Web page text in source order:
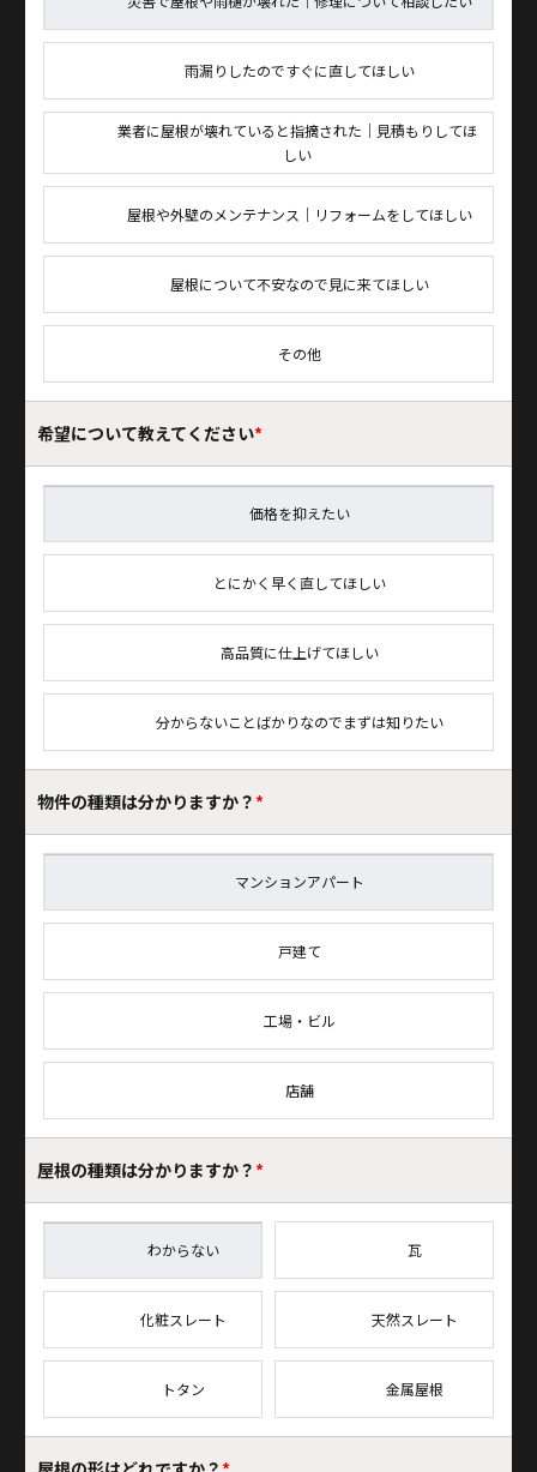
雨漏りしたのですぐに直してほしい
業者に屋根が壊れていると指摘された｜見積もりしてほ
しい
屋根や外壁のメンテナンス｜リフォームをしてほしい
屋根について不安なので見に来てほしい
その他
希望について教えてください*
価格を抑えたい
とにかく早く直してほしい
高品質に仕上げてほしい
分からないことばかりなのでまずは知りたい
物件の種類は分かりますか？*
マンションアパート
戸建て
工場・ビル
店舗
屋根の種類は分かりますか？*
わからない 瓦
化粧スレート 天然スレート
トタン 金属屋根